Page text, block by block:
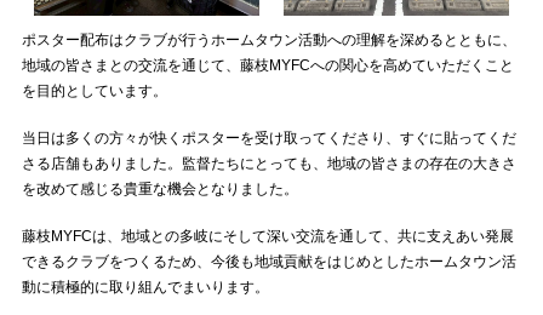
ポスター配布はクラブが行うホームタウン活動への理解を深めるとともに、
地域の皆さまとの交流を通じて、藤枝MYFCへの関心を高めていただくこと
を目的としています。
当日は多くの方々が快くポスターを受け取ってくださり、すぐに貼ってくだ
さる店舗もありました。監督たちにとっても、地域の皆さまの存在の大きさ
を改めて感じる貴重な機会となりました。
藤枝MYFCは、地域との多岐にそして深い交流を通して、共に支えあい発展
できるクラブをつくるため、今後も地域貢献をはじめとしたホームタウン活
動に積極的に取り組んでまいります。